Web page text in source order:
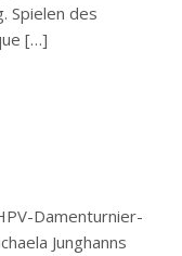
Spielen des
[…]
Damenturnier-
Junghanns